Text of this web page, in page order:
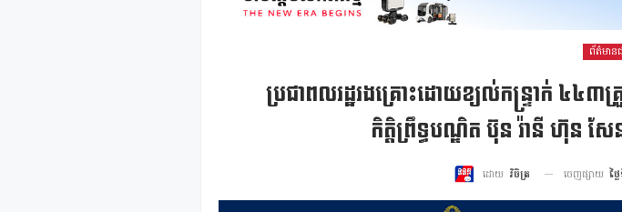
ព័ត៌មាន
ប្រជាពលរដ្ឋរងគ្រោះដោយខ្យល់កន្ទ្រាក់ ៤៤
កិត្តិព្រឹទ្ធបណ្ឌិត ប៊ុន រ៉ានី ហ៊ុន ស
ដោយ វិចិត្រ ចេញផ្សាយ ថ្ង